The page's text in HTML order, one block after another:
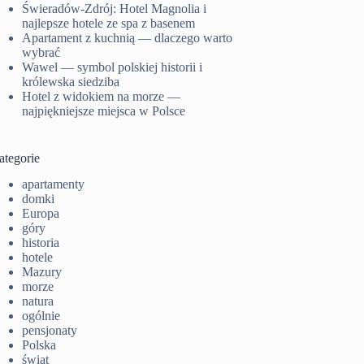
Świeradów-Zdrój: Hotel Magnolia i
najlepsze hotele ze spa z basenem
Apartament z kuchnią — dlaczego warto
wybrać
Wawel — symbol polskiej historii i
królewska siedziba
Hotel z widokiem na morze —
najpiękniejsze miejsca w Polsce
apartamenty
domki
Europa
góry
historia
hotele
Mazury
morze
natura
ogólnie
pensjonaty
Polska
świat